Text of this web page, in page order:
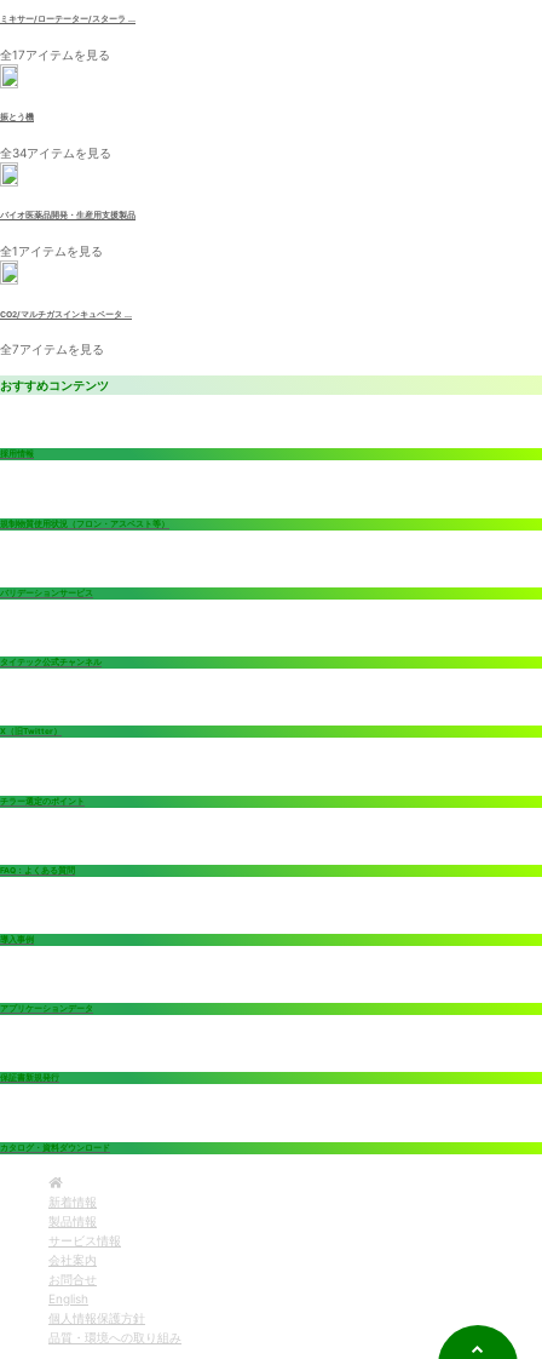
ミキサー/ローテーター/スターラ ...
全17アイテムを見る
振とう機
全34アイテムを見る
バイオ医薬品開発・生産用支援製品
全1アイテムを見る
CO2/マルチガスインキュベータ ...
全7アイテムを見る
おすすめコンテンツ
採用情報
規制物質使用状況（フロン・アスベスト等）
バリデーションサービス
タイテック公式チャンネル
X（旧Twitter）
チラー選定のポイント
FAQ：よくある質問
導入事例
アプリケーションデータ
保証書新規発行
カタログ・資料ダウンロード
新着情報
製品情報
サービス情報
会社案内
お問合せ
English
個人情報保護方針
品質・環境への取り組み